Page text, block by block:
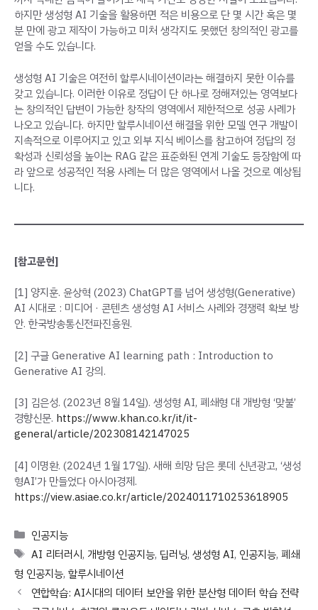
하지만 생성형 AI 기술을 활용하면 적은 비용으로 단 몇 시간 혹은 몇
분 만에 광고 제작이 가능하고 미처 생각지도 못했던 창의적인 광고를
얻을 수도 있습니다.
생성형 AI 기술은 여전히 할루시네이션이라는 해결하지 못한 이슈를
갖고 있습니다. 이러한 이유로 정답이 단 하나로 정해져있는 영역보다
는 창의적인 답변이 가능한 창작의 영역에서 제한적으로 성공 사례가
나오고 있습니다. 하지만 할루시네이션 해결을 위한 모델 연구 개발이
지속적으로 이루어지고 있고 외부 지식 베이스를 참고하여 정답의 정
확성과 신뢰성을 높이는 RAG 같은 표준화된 연계 기술도 등장함에 따
라 앞으로 성공적인 적용 사례는 더 많은 영역에서 나올 것으로 예상됩
니다.
[참고문헌]
[1] 양지훈. 윤상혁 (2023) ChatGPT를 넘어 생성형(Generative)
AI 시대로 : 미디어 · 콘텐츠 생성형 AI 서비스 사례와 경쟁력 확보 방
안. 한국방송통신전파진흥원.
[2] 구글 Generative AI learning path : Introduction to
Generative AI 강의.
[3] 김은성. (2023년 8월 14일). 생성형 AI, 폐쇄형 대 개방형 ‘맞불’
경향신문. https://www.khan.co.kr/it/it-
general/article/202308142147025
[4] 이명환. (2024년 1월 17일). 새해 희망 담은 롯데 신년광고, ‘생성
형AI’가 만들었다 아시아경제.
https://view.asiae.co.kr/article/2024011710253618905
Categories
인공지능
Tags
AI 리터러시, 개방형 인공지능, 딥러닝, 생성형 AI, 인공지능, 폐쇄
형 인공지능, 할루시네이션
연합학습: AI시대의 데이터 보안을 위한 분산형 데이터 학습 전략